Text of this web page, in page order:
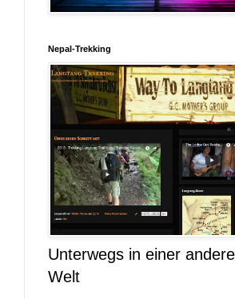
Nepal-Trekking
Unterwegs in einer
Welt